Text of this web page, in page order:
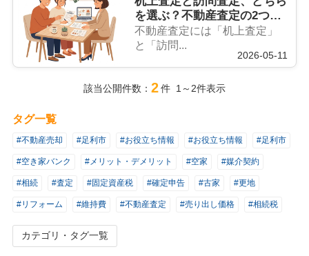
を選ぶ？不動産査定の2つの
方法を比べてみた
不動産査定には「机上査定」
と「訪問...
2026-05-11
該当公開件数： 2件 1～2件表示
タグ一覧
#不動産売却 #足利市 #お役立ち情報 #お役立ち情報 #足利市
#空き家バンク #メリット・デメリット #空家 #媒介契約
#相続 #査定 #固定資産税 #確定申告 #古家 #更地
#リフォーム #維持費 #不動産査定 #売り出し価格 #相続税
カテゴリ・タグ一覧